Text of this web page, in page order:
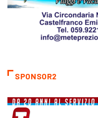
SPONSOR2